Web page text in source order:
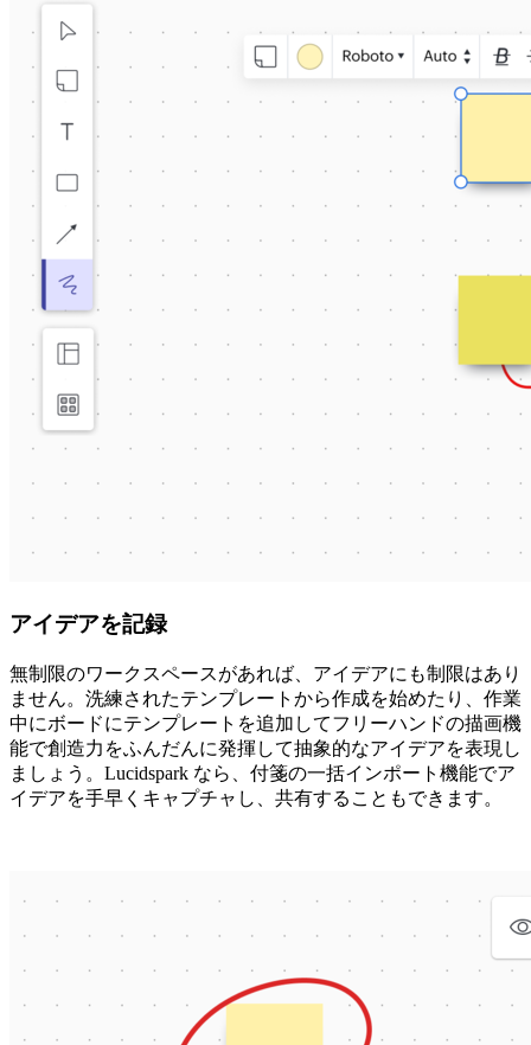
アイデアを記録
無制限のワークスペースがあれば、アイデアにも制限はあり
ません。洗練されたテンプレートから作成を始めたり、作業
中にボードにテンプレートを追加してフリーハンドの描画機
能で創造力をふんだんに発揮して抽象的なアイデアを表現し
ましょう。Lucidspark なら、付箋の一括インポート機能でア
イデアを手早くキャプチャし、共有することもできます。